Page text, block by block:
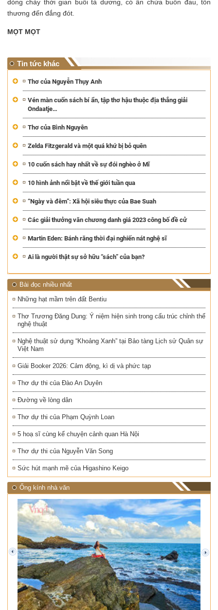
dòng chảy thời gian buổi tà dương, có ẩn chứa buồn đau, tổn
thương đến đắng đót.
MỌT MỌT
Tin tức khác
Thơ của Nguyễn Thụy Anh
Vén màn cuốn sách bí ẩn, tập thơ hậu thuộc địa thắng giải
Ondaatje…
Thơ của Bình Nguyên
Zelda Fitzgerald và một quá khứ bị bỏ quên
10 cuốn sách hay nhất về sự đói nghèo ở Mĩ
10 hình ảnh nổi bật về thế giới tuần qua
“Ngày và đêm”: Xã hội siêu thực của Bae Suah
Các giải thưởng văn chương danh giá 2023 công bố đề cử
Martin Eden: Bánh răng thời đại nghiến nát nghệ sĩ
Ai là người thật sự sở hữu “sách” của bạn?
Bài đọc nhiều nhất
Những hạt mầm trên đất Bentiu
Thơ Trương Đăng Dung: Ý niệm hiện sinh trong cấu trúc chỉnh thể
nghệ thuật
Nghệ thuật sử dụng “Khoảng Xanh” tại Bảo tàng Lịch sử Quân sự
Việt Nam
Giải Booker 2026: Cảm động, kì dị và phức tạp
Thơ dự thi của Đào An Duyên
Đường về lòng dân
Thơ dự thi của Phạm Quỳnh Loan
5 hoạ sĩ cùng kể chuyện cảnh quan Hà Nội
Thơ dự thi của Nguyễn Văn Song
Sức hút mạnh mẽ của Higashino Keigo
Ống kính nhà văn
prev next